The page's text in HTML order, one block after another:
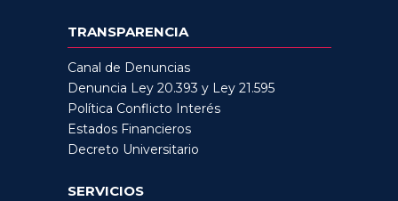
TRANSPARENCIA
Canal de Denuncias
Denuncia Ley 20.393 y Ley 21.595
Política Conflicto Interés
Estados Financieros
Decreto Universitario
SERVICIOS